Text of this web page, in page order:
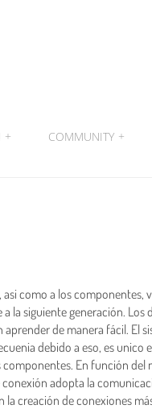
+ COMMUNITY +
como a los
siguiente generación.
de manera fácil.
debido a eso, es unico
En función
adopta la
de conexiones